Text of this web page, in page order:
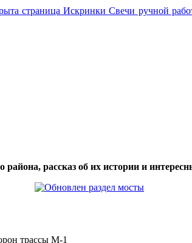
рассказ об их истории и
трассы М-1